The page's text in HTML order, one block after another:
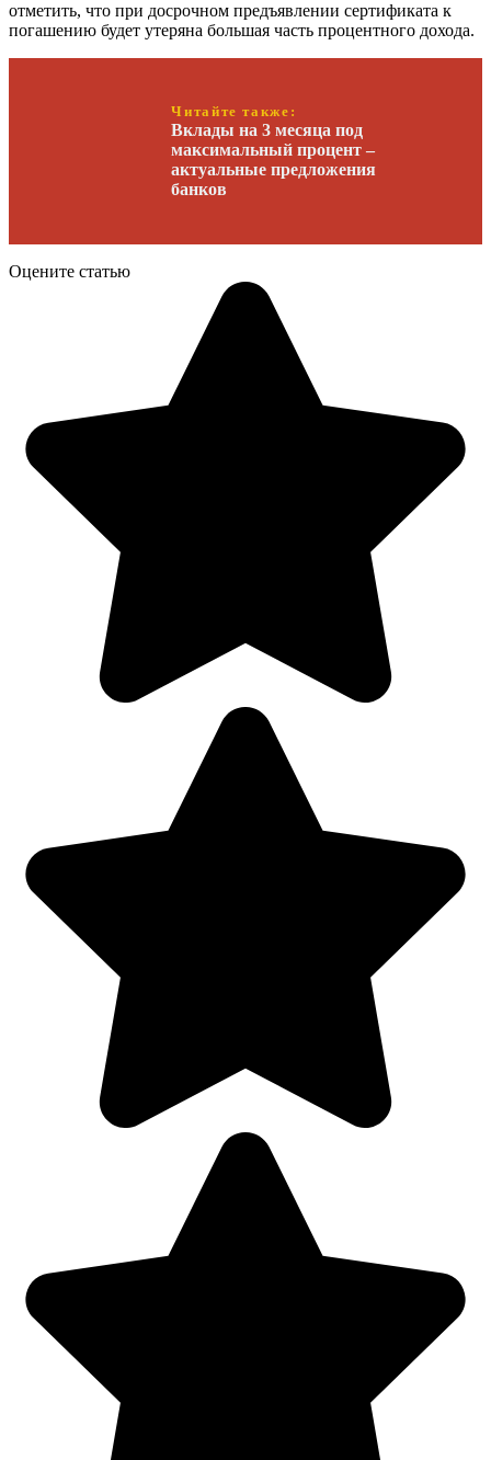
отметить, что при досрочном предъявлении сертификата к
погашению будет утеряна большая часть процентного дохода.
Читайте также:
Вклады на 3 месяца под
максимальный процент –
актуальные предложения
банков
Оцените статью